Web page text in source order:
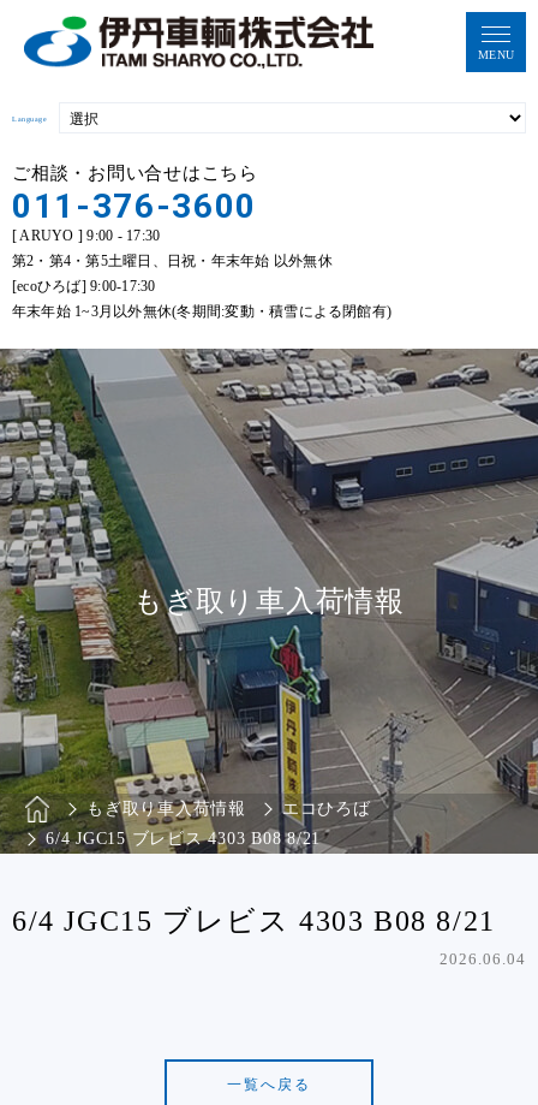
MENU
Language
ご相談・お問い合せはこちら
011-376-3600
[ ARUYO ] 9:00 - 17:30
第2・第4・第5土曜日、日祝・年末年始 以外無休
[ecoひろば] 9:00-17:30
年末年始 1~3月以外無休(冬期間:変動・積雪による閉館有)
もぎ取り車入荷情報
もぎ取り車入荷情報
エコひろば
6/4 JGC15 ブレビス 4303 B08 8/21
6/4 JGC15 ブレビス 4303 B08 8/21
2026.06.04
一覧へ戻る